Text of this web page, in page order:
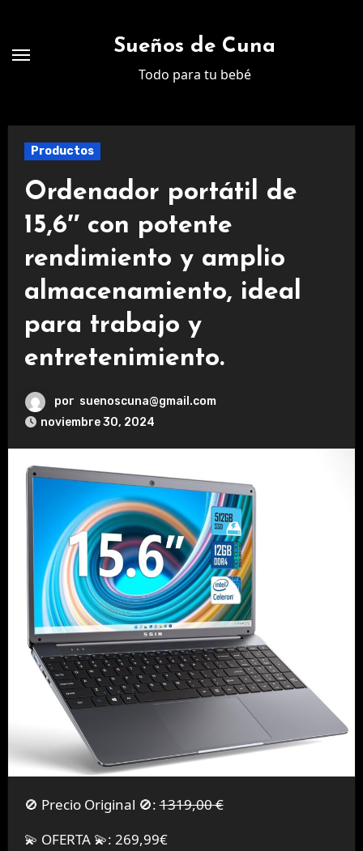
contenido
Sueños de Cuna
Todo para tu bebé
Productos
Ordenador portátil de
15,6″ con potente
rendimiento y amplio
almacenamiento, ideal
para trabajo y
entretenimiento.
por suenoscuna@gmail.com
noviembre 30, 2024
🚫 Precio Original 🚫:1319,00 €
💫 OFERTA 💫: 269,99€